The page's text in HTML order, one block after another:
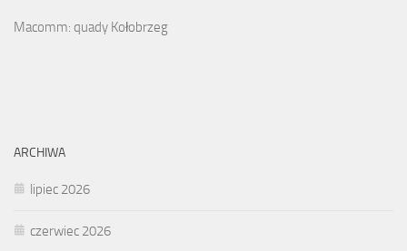
Macomm: quady Kołobrzeg
ARCHIWA
lipiec 2026
czerwiec 2026